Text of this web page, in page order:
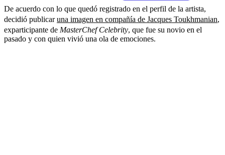
De acuerdo con lo que quedó registrado en el perfil de la artista,
decidió publicaruna imagen en compañía de Jacques Toukhmanian,
exparticipante de MasterChef Celebrity, que fue su novio en el
pasado y con quien vivió una ola de emociones.